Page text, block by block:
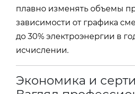
плавно изменять объемы
зависимости от графика
до 30% электроэнергии в
исчислении.
Экономика и